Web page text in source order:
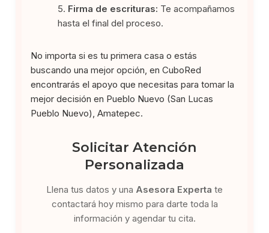
Firma de escrituras: Te acompañamos
hasta el final del proceso.
No importa si es tu primera casa o estás
buscando una mejor opción, en CuboRed
encontrarás el apoyo que necesitas para tomar la
mejor decisión en Pueblo Nuevo (San Lucas
Pueblo Nuevo), Amatepec.
Solicitar Atención
Personalizada
Llena tus datos y una Asesora Experta te
contactará hoy mismo para darte toda la
información y agendar tu cita.